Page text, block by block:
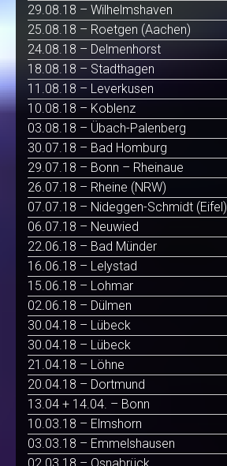
29.08.18 – Wilhelmshaven
25.08.18 – Roetgen (Aachen)
24.08.18 – Delmenhorst
18.08.18 – Stadthagen
11.08.18 – Leverkusen
10.08.18 – Koblenz
03.08.18 – Übach-Palenberg
30.07.18 – Bad Homburg
29.07.18 – Bonn – Rheinaue
26.07.18 – Rheine (NRW)
07.07.18 – Nideggen-Schmidt (Eifel)
06.07.18 – Neuwied
22.06.18 – Bad Münder
16.06.18 – Lelystad
15.06.18 – Lohmar
02.06.18 – Dülmen
30.04.18 – Lübeck
30.04.18 – Lübeck
21.04.18 – Löhne
20.04.18 – Dortmund
13.04 + 14.04. – Bonn
10.03.18 – Elmshorn
03.03.18 – Emmelshausen